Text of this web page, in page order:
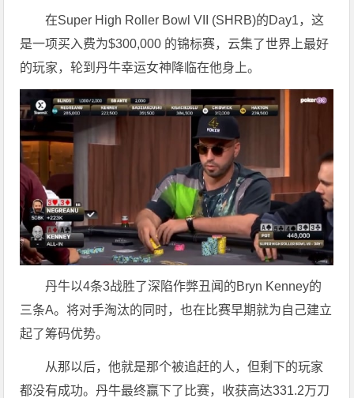
在Super High Roller Bowl VII (SHRB)的Day1，这
是一项买入费为$300,000 的锦标赛，云集了世界上最好
的玩家，轮到丹牛幸运女神降临在他身上。
丹牛以4条3战胜了深陷作弊丑闻的Bryn Kenney的
三条A。将对手淘汰的同时，也在比赛早期就为自己建立
起了筹码优势。
从那以后，他就是那个被追赶的人，但剩下的玩家
都没有成功。丹牛最终赢下了比赛，收获高达331.2万刀